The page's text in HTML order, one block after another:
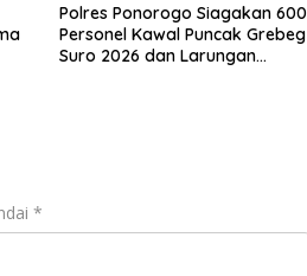
Polres Ponorogo Siagakan 600
Personel Kawal Puncak Grebeg
Suro 2026 dan Larungan
*